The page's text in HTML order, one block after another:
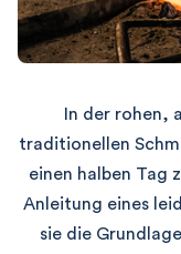
In der rohen,
traditionellen
einen halben Tag
Anleitung eines
sie die